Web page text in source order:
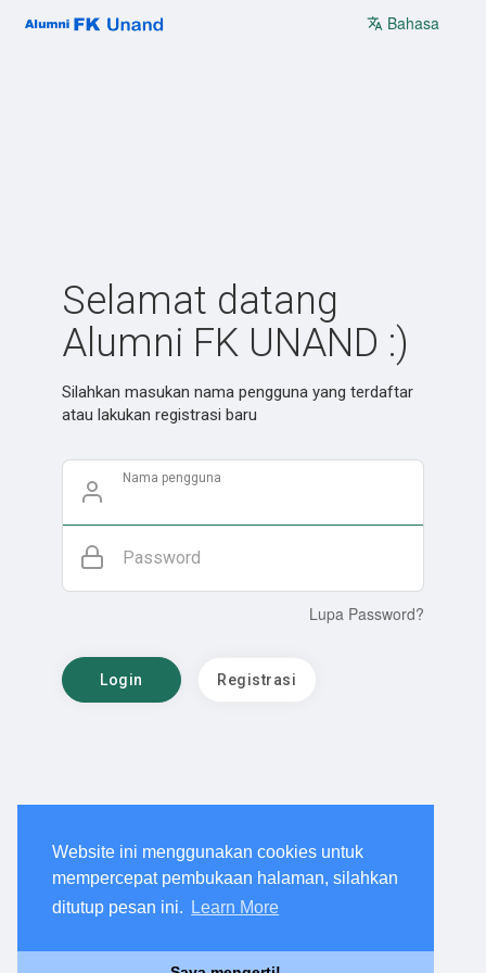
Website ini menggunakan cookies untuk
mempercepat pembukaan halaman, silahkan
ditutup pesan ini.
Learn More
Bahasa
Selamat datang
Alumni FK UNAND :)
Silahkan masukan nama pengguna yang terdaftar
atau lakukan registrasi baru
Nama pengguna
Password
Lupa Password?
Login Registrasi